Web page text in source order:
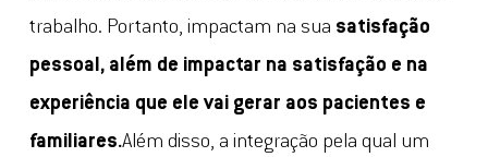
trabalho. Portanto, impactam na sua satisfação
pessoal, além de impactar na satisfação e na
experiência que ele vai gerar aos pacientes e
familiares.Além disso, a integração pela qual um